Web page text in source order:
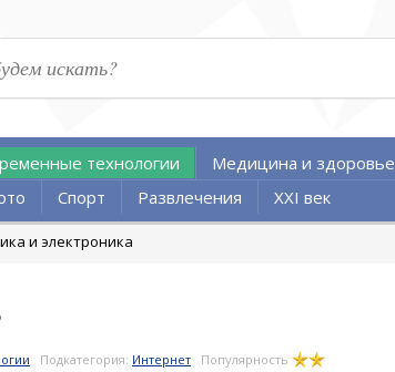
технологии Медицина и здоровье
Спорт Развлечения XXI век
и электроника
Подкатегория: Интернет Популярность